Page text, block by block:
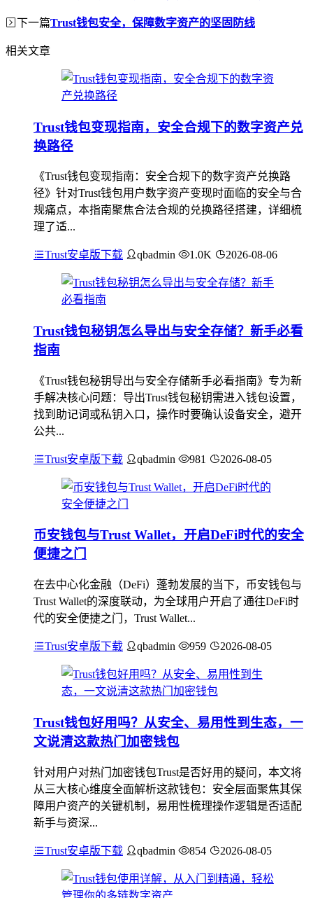
下一篇Trust钱包安全，保障数字资产的坚固防线
相关文章
Trust钱包变现指南，安全合规下的数字资产兑
换路径
《Trust钱包变现指南：安全合规下的数字资产兑换路
径》针对Trust钱包用户数字资产变现时面临的安全与合
规痛点，本指南聚焦合法合规的兑换路径搭建，详细梳
理了适...
Trust安卓版下载 qbadmin 1.0K 2026-08-06
Trust钱包秘钥怎么导出与安全存储？新手必看
指南
《Trust钱包秘钥导出与安全存储新手必看指南》专为新
手解决核心问题：导出Trust钱包秘钥需进入钱包设置，
找到助记词或私钥入口，操作时要确认设备安全，避开
公共...
Trust安卓版下载 qbadmin 981 2026-08-05
币安钱包与Trust Wallet，开启DeFi时代的安全
便捷之门
在去中心化金融（DeFi）蓬勃发展的当下，币安钱包与
Trust Wallet的深度联动，为全球用户开启了通往DeFi时
代的安全便捷之门，Trust Wallet...
Trust安卓版下载 qbadmin 959 2026-08-05
Trust钱包好用吗？从安全、易用性到生态，一
文说清这款热门加密钱包
针对用户对热门加密钱包Trust是否好用的疑问，本文将
从三大核心维度全面解析这款钱包：安全层面聚焦其保
障用户资产的关键机制，易用性梳理操作逻辑是否适配
新手与资深...
Trust安卓版下载 qbadmin 854 2026-08-05